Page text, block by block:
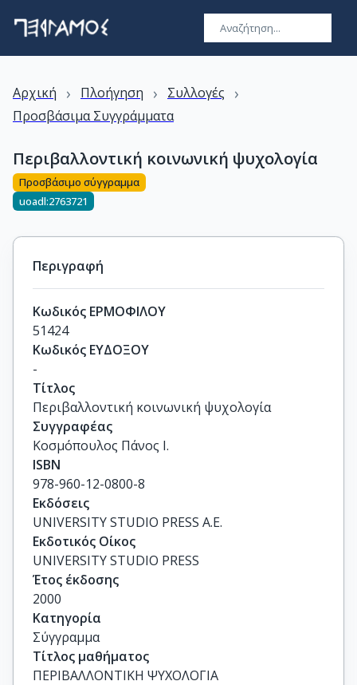
Αρχική › Πλοήγηση › Συλλογές ›
Προσβάσιμα Συγγράμματα
Περιβαλλοντική κοινωνική ψυχολογία
Προσβάσιμο σύγγραμμα
uoadl:2763721
Περιγραφή
Κωδικός ΕΡΜΟΦΙΛΟΥ
51424
Κωδικός ΕΥΔΟΞΟΥ
-
Τίτλος
Περιβαλλοντική κοινωνική ψυχολογία
Συγγραφέας
Κοσμόπουλος Πάνος Ι.
ISBN
978-960-12-0800-8
Εκδόσεις
UNIVERSITY STUDIO PRESS Α.Ε.
Εκδοτικός Οίκος
UNIVERSITY STUDIO PRESS
Έτος έκδοσης
2000
Κατηγορία
Σύγγραμμα
Τίτλος μαθήματος
ΠΕΡΙΒΑΛΛΟΝΤΙΚΗ ΨΥΧΟΛΟΓΙΑ